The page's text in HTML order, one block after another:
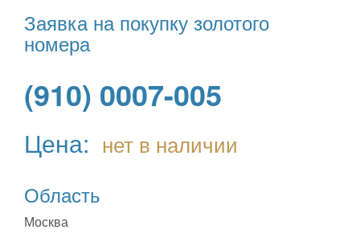
Заявка на покупку золотого
номера
(910) 0007-005
Цена: нет в наличии
Область
Москва